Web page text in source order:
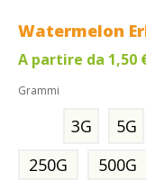
Watermelon
A partire da 1,50
Grammi
3G 5G
250G
500G